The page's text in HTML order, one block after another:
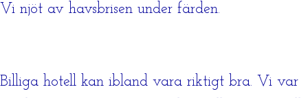
Vi njöt av havsbrisen under färden.
Billiga hotell kan ibland vara riktigt bra. Vi var